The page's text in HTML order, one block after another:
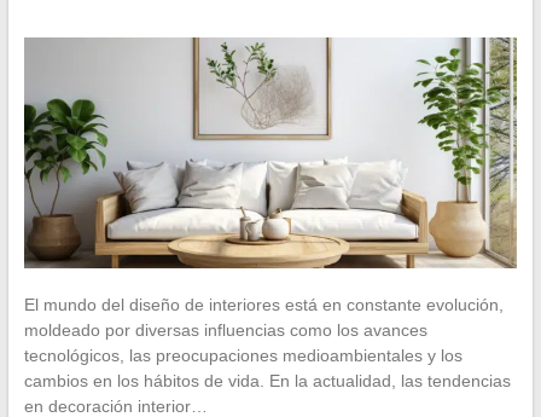
El mundo del diseño de interiores está en constante evolución,
moldeado por diversas influencias como los avances
tecnológicos, las preocupaciones medioambientales y los
cambios en los hábitos de vida. En la actualidad, las tendencias
en decoración interior…